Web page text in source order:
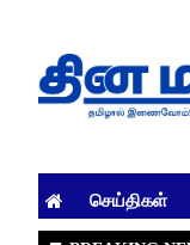
செய்திகள்